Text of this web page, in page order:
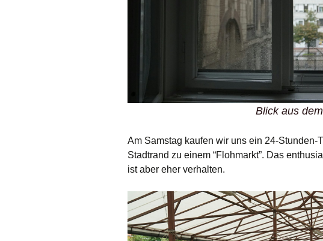
Blick aus
Am Samstag kaufen wir uns ein 24-Stunden-
Stadtrand zu einem “Flohmarkt”. Das
ist aber eher verhalten.